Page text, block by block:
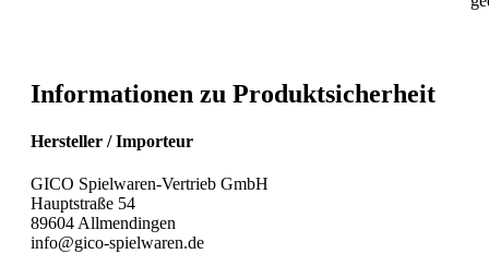
Informationen zu Produktsicherheit
Hersteller / Importeur
GICO Spielwaren-Vertrieb GmbH
Hauptstraße 54
89604 Allmendingen
info@gico-spielwaren.de